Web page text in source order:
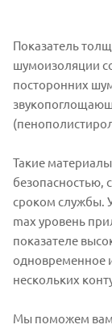
Показатель
шумоизоляции
посторонних
Такие
безопасностью,
сроком службы.
max уровень
показателе
одновременное
нескольких
Мы поможем вам